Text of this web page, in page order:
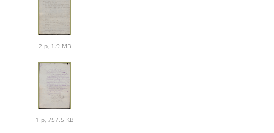
2 p, 1.9 MB
1 p, 757.5 KB